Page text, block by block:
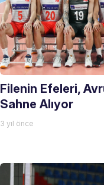
Filenin Efeleri,
Sahne Alıyor
3 yıl önce